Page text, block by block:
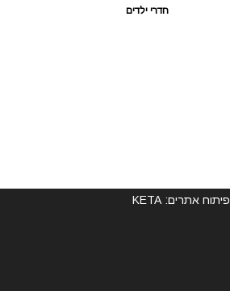
חדרי ילדים
פיתוח אתרים: KETA